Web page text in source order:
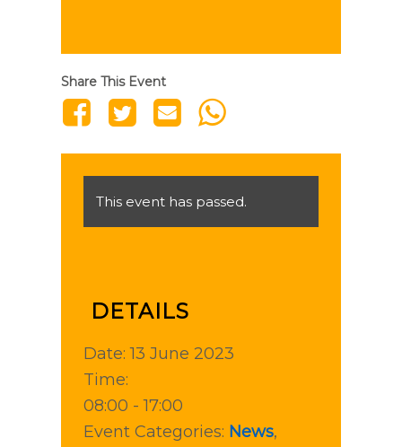
Share This Event
This event has passed.
DETAILS
Date: 13 June 2023
Time:
08:00 - 17:00
Event Categories: News,